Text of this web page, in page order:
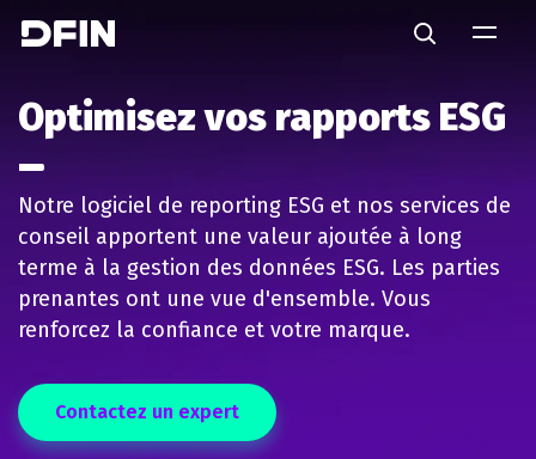
Search
Optimisez vos rapports ESG
Notre logiciel de reporting ESG et nos services de
conseil apportent une valeur ajoutée à long
terme à la gestion des données ESG. Les parties
prenantes ont une vue d'ensemble. Vous
renforcez la confiance et votre marque.
Contactez un expert